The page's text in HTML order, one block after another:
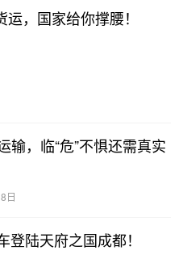
，国家给你撑腰！
输，临“危”不惧还需真实
日
陆天府之国成都！